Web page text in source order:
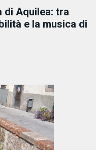
di Aquilea: tra
e la musica di